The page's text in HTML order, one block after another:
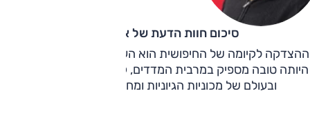
סיכום חוות הדעת של אוהד אלגוב
ההצדקה לקיומה של החיפושית הוא העיצוב מעורר החיוכים. לצד
היותה טובה מספיק במרבית המדדים, קל בהחלט להתאהב בה -
ובעולם של מכוניות הגיוניות ומחושבות, זה לא מעט.